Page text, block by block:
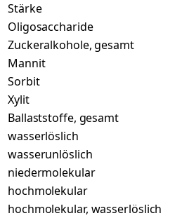
Stärke
Oligosaccharide
Zuckeralkohole, gesamt
Mannit
Sorbit
Xylit
Ballaststoffe, gesamt
wasserlöslich
wasserunlöslich
niedermolekular
hochmolekular
hochmolekular, wasserlöslich